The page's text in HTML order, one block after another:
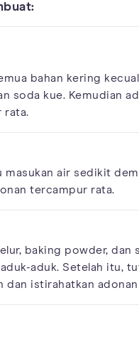
bahan kering
soda kue. Kemudian
rata.
masukan air sedikit
tercampur rata.
baking powder, dan
aduk. Setelah itu,
dan istirahatkan adonan